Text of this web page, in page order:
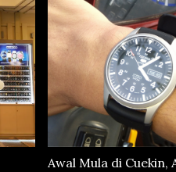
Awal Mula di Cuekin,